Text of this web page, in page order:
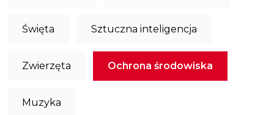
Święta Sztuczna inteligencja
Zwierzęta Ochrona środowiska
Muzyka